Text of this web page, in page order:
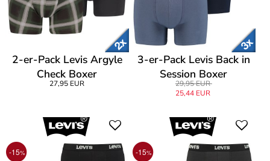
2-er-Pack Levis Argyle
Check Boxer
27,95 EUR
3-er-Pack Levis Back in
Session Boxer
29,95 EUR
25,44 EUR
-15% -15%